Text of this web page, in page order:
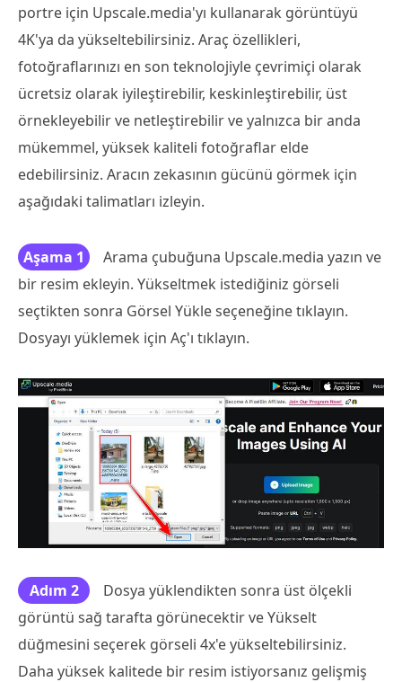
portre için Upscale.media'yı kullanarak görüntüyü
4K'ya da yükseltebilirsiniz. Araç özellikleri,
fotoğraflarınızı en son teknolojiyle çevrimiçi olarak
ücretsiz olarak iyileştirebilir, keskinleştirebilir, üst
örnekleyebilir ve netleştirebilir ve yalnızca bir anda
mükemmel, yüksek kaliteli fotoğraflar elde
edebilirsiniz. Aracın zekasının gücünü görmek için
aşağıdaki talimatları izleyin.
Aşama 1
Arama çubuğuna Upscale.media yazın ve
bir resim ekleyin. Yükseltmek istediğiniz görseli
seçtikten sonra Görsel Yükle seçeneğine tıklayın.
Dosyayı yüklemek için Aç'ı tıklayın.
Adım 2
Dosya yüklendikten sonra üst ölçekli
görüntü sağ tarafta görünecektir ve Yükselt
düğmesini seçerek görseli 4x'e yükseltebilirsiniz.
Daha yüksek kalitede bir resim istiyorsanız gelişmiş